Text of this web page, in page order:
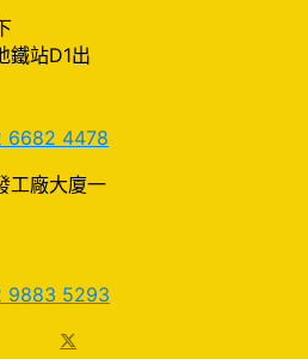
鐵站D1出
6682 4478
工廠大廈一
9883 5293